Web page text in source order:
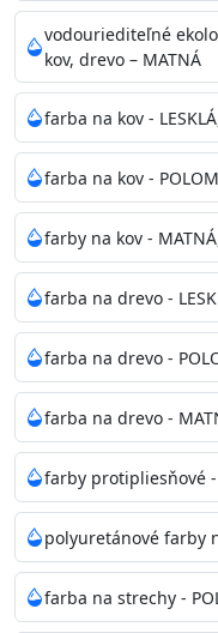
zachovaní
povrchov. Má
vysokú výdatnosť a
bohatej škále
Odtieň: Biela + je
Pantone
Informácie k aplikácií
Pred použitím farbu
spôsobu aplikácie.
aj počas náteru.
vrstvu štetcom,
farba zasychá na
dokonalom
4hod/23°C je možné
Doba schnutia je
podmienkach s
teplotou sa doba
vodouriediteľné
kov, drevo – MATNÁ
farba na kov -
farba na kov -
farby na kov -
farba na drevo -
farba na drevo -
farba na drevo -
farby protipliesňové
polyuretánové farby
farba na strechy -